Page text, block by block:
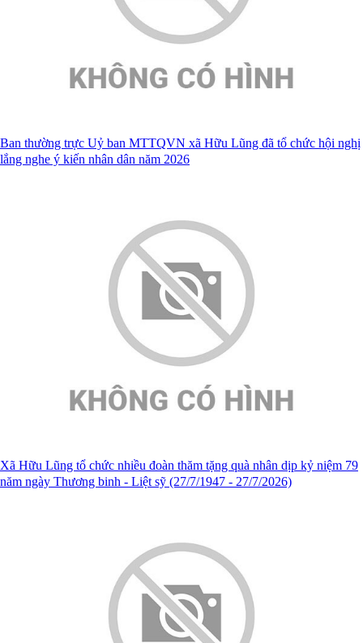
Ban thường trực Uỷ ban MTTQVN xã Hữu Lũng đã tổ chức hội nghị
lắng nghe ý kiến nhân dân năm 2026
Xã Hữu Lũng tổ chức nhiều đoàn thăm tặng quà nhân dịp kỷ niệm 79
năm ngày Thương binh - Liệt sỹ (27/7/1947 - 27/7/2026)